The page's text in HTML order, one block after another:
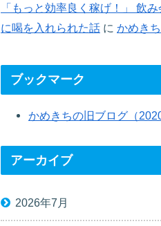
「もっと効率良く稼げ！」 飲
に喝を入れられた話 に かめきち
ブックマーク
かめきちの旧ブログ（
アーカイブ
2026年7月